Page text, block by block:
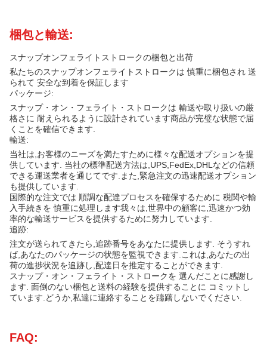
梱包と輸送:
スナップオンフェライトストロークの梱包と出荷
私たちのスナップオンフェライトストロークは 慎重に梱包され 送
られて 安全な到着を保証します
パッケージ:
スナップ・オン・フェライト・ストロークは 輸送や取り扱いの厳
格さに 耐えられるように設計されています商品が完璧な状態で届
くことを確信できます.
輸送:
当社は,お客様のニーズを満たすために様々な配送オプションを提
供しています. 当社の標準配送方法は,UPS,FedEx,DHLなどの信頼
できる運送業者を通じてです.また,緊急注文の迅速配送オプション
も提供しています.
国際的な注文では 順調な配達プロセスを確保するために 税関や輸
入手続きを 慎重に処理します我々は,世界中の顧客に,迅速かつ効
率的な輸送サービスを提供するために努力しています.
追跡:
注文が送られてきたら,追跡番号をあなたに提供します. そうすれ
ば,あなたのパッケージの状態を監視できます.これは,あなたの出
荷の進捗状況を追跡し,配達日を推定することができます.
スナップ・オン・フェライト・ストロークを 選んだことに感謝し
ます. 面倒のない梱包と送料の経験を提供することに コミットし
ています.どうか,私達に連絡することを躊躇しないでください.
FAQ: